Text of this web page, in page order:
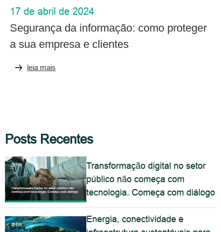
17 de abril de 2024
Segurança da informação: como proteger
a sua empresa e clientes
leia mais
Posts Recentes
Transformação digital no setor
público não começa com
tecnologia. Começa com diálogo
Energia, conectividade e